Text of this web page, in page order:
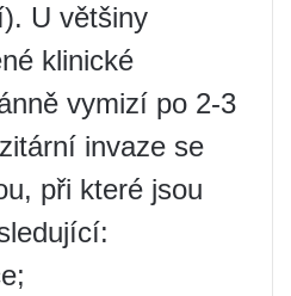
U většiny
klinické
vymizí po 2-3
invaze se
při které jsou